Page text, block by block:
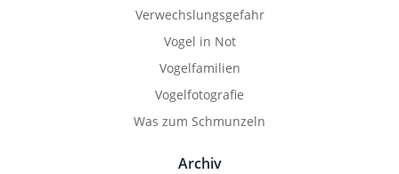
Verwechslungsgefahr
Vogel in Not
Vogelfamilien
Vogelfotografie
Was zum Schmunzeln
Archiv